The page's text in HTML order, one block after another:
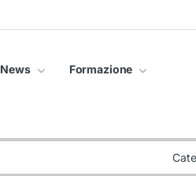
News Formazione